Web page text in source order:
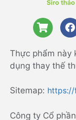
Thực phẩm này
dụng thay thế
Sitemap: https://
Công ty Cổ